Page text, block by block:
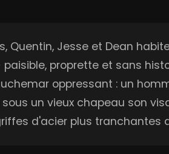
Quentin, Jesse et Dean
proprette et sans
oppressant : un
un vieux chapeau son
d'acier plus tranchantes